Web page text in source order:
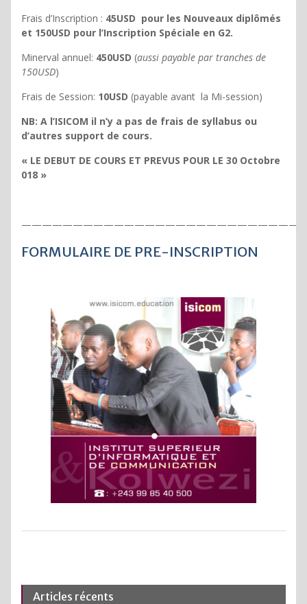
Frais d’Inscription : 45USD pour les Nouveaux diplômés
et 150USD pour l’Inscription Spéciale en G2.
Minerval annuel: 450USD (aussi payable par tranches de
150USD)
Frais de Session: 10USD (payable avant la Mi-session)
NB: A l’ISICOM il n’y a pas de frais de syllabus ou
d’autres support de cours.
« LE DEBUT DE COURS ET PREVUS POUR LE 30 Octobre
018 »
FORMULAIRE DE PRE-INSCRIPTION
Articles récents